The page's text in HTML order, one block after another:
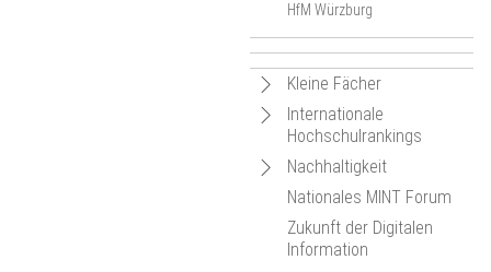
HfM Würzburg
Kleine Fächer
Navigation
öffnen
Kleine Fächer-Wochen an
deutschen Hochschulen
Navigation
Hintergrund
Karte der Projektstandorte
Kleine Fächer: Sichtbar
innovativ!
Navigation
öffnen
Geförderte Projekte
Karte der Projektstandorte
Internationale
Hochschulrankings
Navigation
öffnen
Aktuelles
Netzwerkveranstaltungen
Navigation
öffnen
Dokumentation der
Termine
Nachhaltigkeit
Navigation
öffnen
Bildung für nachhaltige
Entwicklung (BNE)
Navigation
öffnen
traNHSform
Nationales MINT Forum
Zukunft der Digitalen
Information